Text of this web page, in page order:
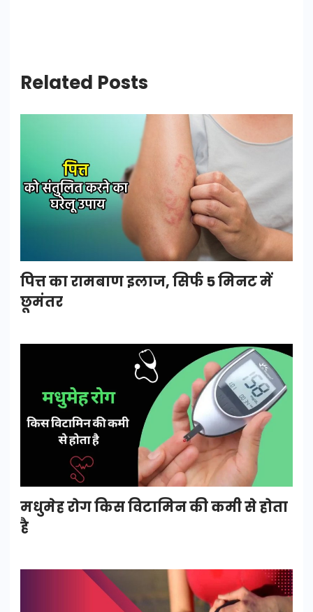
Related Posts
पित्त का रामबाण इलाज, सिर्फ 5 मिनट में
छूमंतर
मधुमेह रोग किस विटामिन की कमी से होता
है